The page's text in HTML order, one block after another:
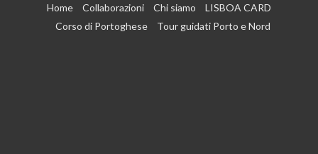
Home Collaborazioni Chi siamo
LISBOA CARD
Corso di Portoghese
Tour guidati Porto e Nord